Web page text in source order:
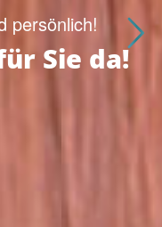
persönlich!
Sie da!